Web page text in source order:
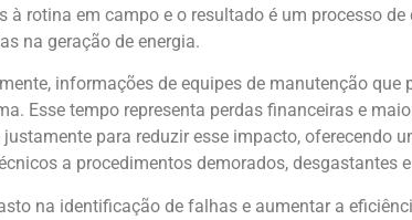
à rotina em campo e o resultado é um processo
na geração de energia.
informações de equipes de manutenção
Esse tempo representa perdas financeiras e
para reduzir esse impacto, oferecendo
a procedimentos demorados, desgastantes
na identificação de falhas e aumentar a